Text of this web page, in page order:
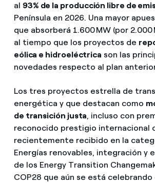
al 93% de la producción libre de
Península en 2026. Una mayor
que absorberá 1.600 MW (por 2.000
al tiempo que los proyectos de
eólica e hidroeléctrica son las
novedades respecto al plan
Los tres proyectos estrella de
energética y que destacan como
de transición justa, incluso con
reconocido prestigio internacional
recientemente recibido en la
Energías renovables, integración y
de los Energy Transition
COP28 que aún se está celebrando